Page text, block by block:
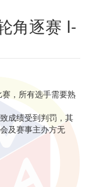
角逐赛 I-
，所有选手需要熟
成绩受到判罚，其
及赛事主办方无